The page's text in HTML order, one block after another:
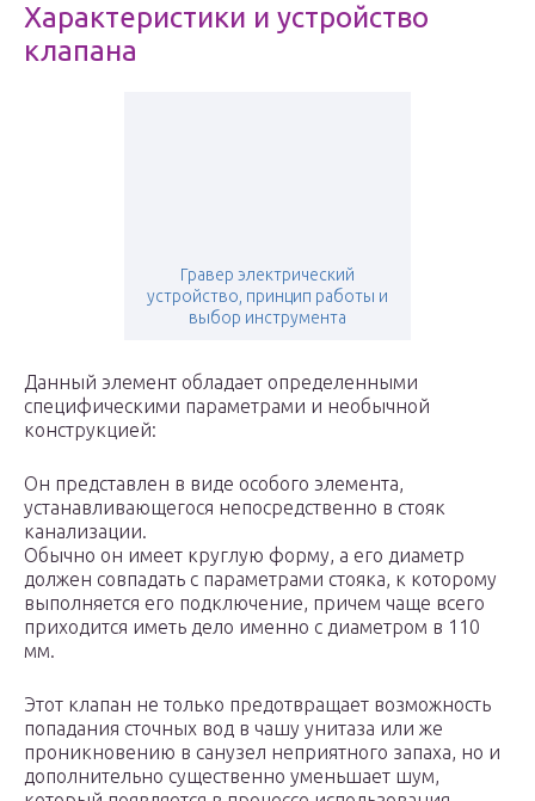
Характеристики и устройство
клапана
Гравер электрический
устройство, принцип работы и
выбор инструмента
Данный элемент обладает определенными
специфическими параметрами и необычной
конструкцией:
Он представлен в виде особого элемента,
устанавливающегося непосредственно в стояк
канализации.
Обычно он имеет круглую форму, а его диаметр
должен совпадать с параметрами стояка, к которому
выполняется его подключение, причем чаще всего
приходится иметь дело именно с диаметром в 110
мм.
Этот клапан не только предотвращает возможность
попадания сточных вод в чашу унитаза или же
проникновению в санузел неприятного запаха, но и
дополнительно существенно уменьшает шум,